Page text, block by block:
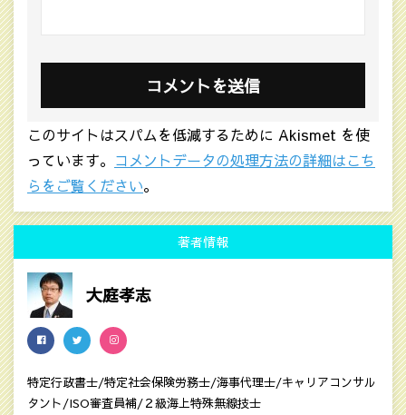
このサイトはスパムを低減するために Akismet を使
っています。 コメントデータの処理方法の詳細はこち
らをご覧ください。
著者情報
大庭孝志
特定行政書士/特定社会保険労務士/海事代理士/キャリアコンサル
タント/ISO審査員補/２級海上特殊無線技士